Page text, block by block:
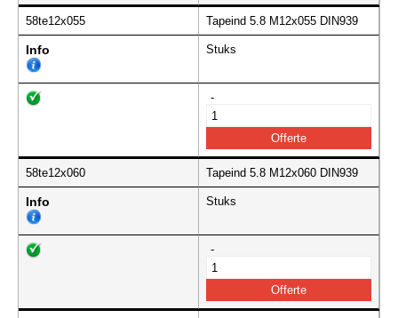
58te12x055 Tapeind 5.8 M12x055 DIN939
Info Stuks
-
58te12x060 Tapeind 5.8 M12x060 DIN939
Info Stuks
-